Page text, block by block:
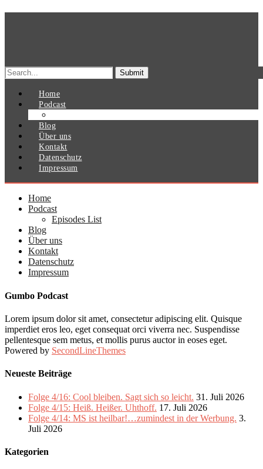
Search
for:
Home
Podcast
Blog
Über uns
Kontakt
Datenschutz
Impressum
Home
Podcast
Episodes List
Blog
Über uns
Kontakt
Datenschutz
Impressum
Gumbo Podcast
Lorem ipsum dolor sit amet, consectetur adipiscing elit. Quisque
imperdiet eros leo, eget consequat orci viverra nec. Suspendisse
pellentesque sem metus, et mollis purus auctor in eoses eget.
Powered by SecondLineThemes
Neueste Beiträge
Folge 4/16: Cool bleiben. Sagt sich so leicht. 31. Juli 2026
Folge 4/15: Heiß. Heißer. Uhthoff. 17. Juli 2026
Folge 4/14: MS ist heilbar!…zumindest in der Werbung. 3.
Juli 2026
Kategorien